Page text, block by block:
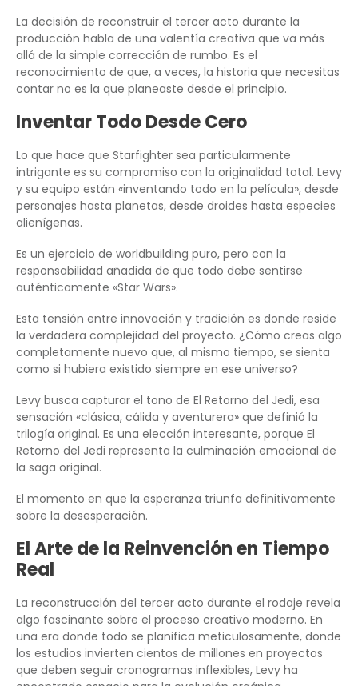
La decisión de reconstruir el tercer acto durante la
producción habla de una valentía creativa que va más
allá de la simple corrección de rumbo. Es el
reconocimiento de que, a veces, la historia que necesitas
contar no es la que planeaste desde el principio.
Inventar Todo Desde Cero
Lo que hace que Starfighter sea particularmente
intrigante es su compromiso con la originalidad total. Levy
y su equipo están «inventando todo en la película», desde
personajes hasta planetas, desde droides hasta especies
alienígenas.
Es un ejercicio de worldbuilding puro, pero con la
responsabilidad añadida de que todo debe sentirse
auténticamente «Star Wars».
Esta tensión entre innovación y tradición es donde reside
la verdadera complejidad del proyecto. ¿Cómo creas algo
completamente nuevo que, al mismo tiempo, se sienta
como si hubiera existido siempre en ese universo?
Levy busca capturar el tono de El Retorno del Jedi, esa
sensación «clásica, cálida y aventurera» que definió la
trilogía original. Es una elección interesante, porque El
Retorno del Jedi representa la culminación emocional de
la saga original.
El momento en que la esperanza triunfa definitivamente
sobre la desesperación.
El Arte de la Reinvención en Tiempo
Real
La reconstrucción del tercer acto durante el rodaje revela
algo fascinante sobre el proceso creativo moderno. En
una era donde todo se planifica meticulosamente, donde
los estudios invierten cientos de millones en proyectos
que deben seguir cronogramas inflexibles, Levy ha